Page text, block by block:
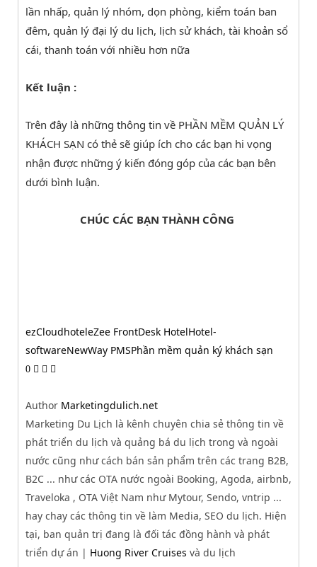
lần nhấp, quản lý nhóm, dọn phòng, kiểm toán ban
đêm, quản lý đại lý du lịch, lịch sử khách, tài khoản sổ
cái, thanh toán với nhiều hơn nữa
Kết luận :
Trên đây là những thông tin về PHẦN MỀM QUẢN LÝ
KHÁCH SẠN có thẻ sẽ giúp ích cho các bạn hi vọng
nhận được những ý kiến đóng góp của các bạn bên
dưới bình luận.
CHÚC CÁC BẠN THÀNH CÔNG
ezCloudhoteleZee FrontDesk HotelHotel-
softwareNewWay PMSPhần mềm quản ký khách sạn
0
Author Marketingdulich.net
Marketing Du Lịch là kênh chuyên chia sẻ thông tin về
phát triển du lịch và quảng bá du lịch trong và ngoài
nước cũng như cách bán sản phẩm trên các trang B2B,
B2C ... như các OTA nước ngoài Booking, Agoda, airbnb,
Traveloka , OTA Việt Nam như Mytour, Sendo, vntrip ...
hay chay các thông tin về làm Media, SEO du lịch. Hiện
tại, ban quản trị đang là đối tác đồng hành và phát
triển dự án | Huong River Cruises và du lịch